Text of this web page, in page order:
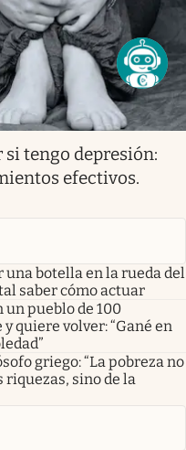
si tengo depresión:
efectivos.
botella en la rueda del
saber cómo actuar
un pueblo de 100
quiere volver: “Gané en
griego: “La pobreza no
riquezas, sino de la